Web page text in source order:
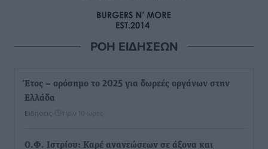
ΡΟΗ ΕΙΔΗΣΕΩΝ
Έτος – ορόσημο το 2025 για δωρεές οργάνων στην
Ελλάδα
Ειδήσεις πριν 10 ώρες
Ο.Φ. Ιστρίου: Καρέ ανανεώσεων σε άξονα και